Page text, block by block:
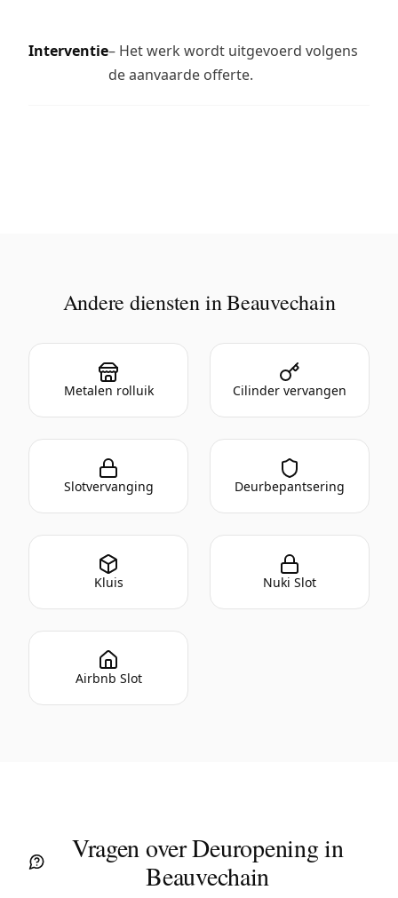
Interventie– Het werk wordt uitgevoerd volgens
de aanvaarde offerte.
Andere diensten in Beauvechain
Metalen rolluik Cilinder vervangen
Slotvervanging Deurbepantsering
Kluis Nuki Slot
Airbnb Slot
Vragen over Deuropening in
Beauvechain